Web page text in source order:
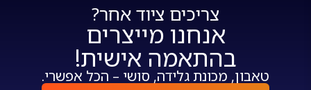
צריכים ציוד אחר?
אנחנו מייצרים
בהתאמה אישית!
טאבון, מכונת גלידה, סושי – הכל אפשרי.